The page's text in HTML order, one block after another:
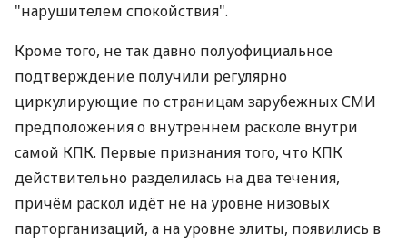
"нарушителем спокойствия".
Кроме того, не так давно полуофициальное
подтверждение получили регулярно
циркулирующие по страницам зарубежных СМИ
предположения о внутреннем расколе внутри
самой КПК. Первые признания того, что КПК
действительно разделилась на два течения,
причём раскол идёт не на уровне низовых
парторганизаций, а на уровне элиты, появились в